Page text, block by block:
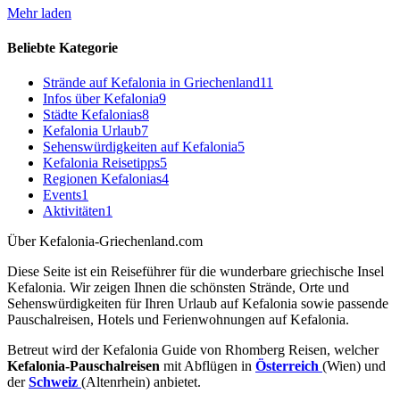
Mehr laden
Beliebte Kategorie
Strände auf Kefalonia in Griechenland11
Infos über Kefalonia9
Städte Kefalonias8
Kefalonia Urlaub7
Sehenswürdigkeiten auf Kefalonia5
Kefalonia Reisetipps5
Regionen Kefalonias4
Events1
Aktivitäten1
Über Kefalonia-Griechenland.com
Diese Seite ist ein Reiseführer für die wunderbare griechische Insel
Kefalonia. Wir zeigen Ihnen die schönsten Strände, Orte und
Sehenswürdigkeiten für Ihren Urlaub auf Kefalonia sowie passende
Pauschalreisen, Hotels und Ferienwohnungen auf Kefalonia.
Betreut wird der Kefalonia Guide von Rhomberg Reisen, welcher
Kefalonia-Pauschalreisen mit Abflügen in Österreich (Wien) und
derSchweiz (Altenrhein) anbietet.